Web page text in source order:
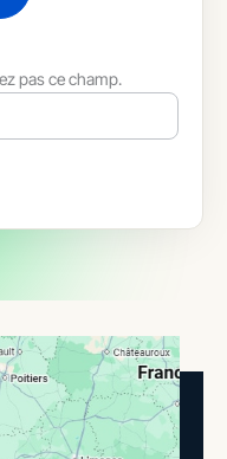
pas ce champ.